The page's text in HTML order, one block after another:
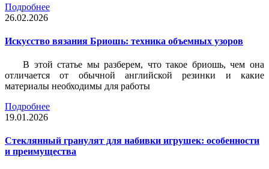
Подробнее
26.02.2026
Искусство вязания Бриошь: техника объемных узоров
В этой статье мы разберем, что такое бриошь, чем она
отличается от обычной английской резинки и какие
материалы необходимы для работы
Подробнее
19.01.2026
Стеклянный гранулят для набивки игрушек: особенности
и преимущества